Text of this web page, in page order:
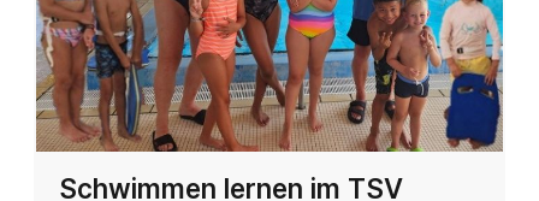
Schwimmen lernen im TSV